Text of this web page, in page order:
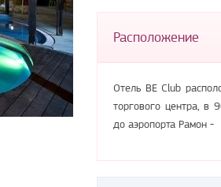
Расположение
Отель BE Club
торгового центра, в
до аэропорта Рамон -